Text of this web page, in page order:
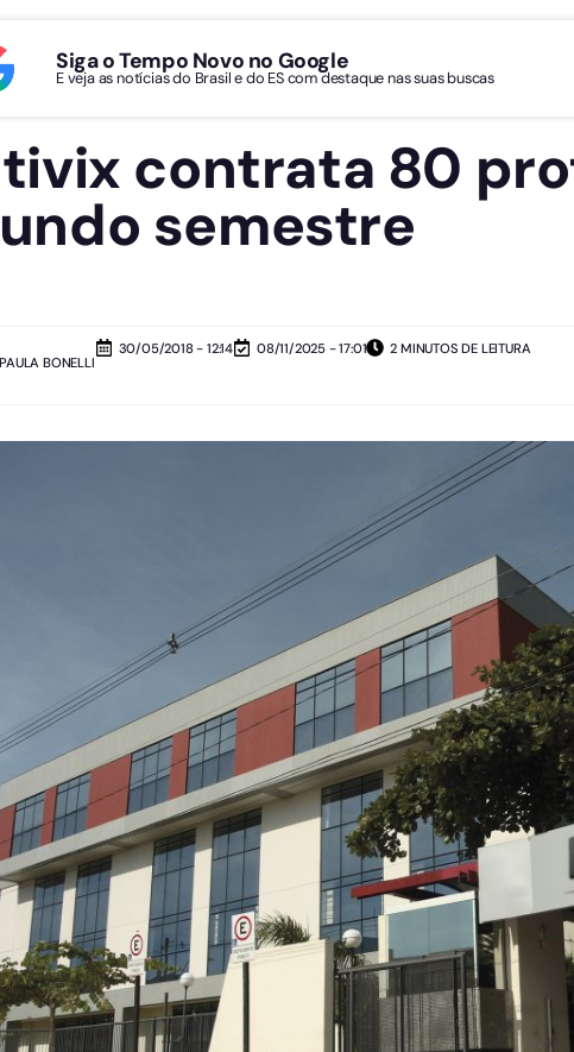
Siga o Tempo Novo no Google
E veja as notícias do Brasil e do ES com destaque nas suas buscas
contrata 80
semestre
BONELLI
30/05/2018 - 12:14 08/11/2025 - 17:01 2 MINUTOS DE LEITURA